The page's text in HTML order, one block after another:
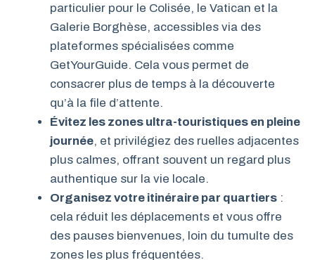
particulier pour le Colisée, le Vatican et la
Galerie Borghèse, accessibles via des
plateformes spécialisées comme
GetYourGuide. Cela vous permet de
consacrer plus de temps à la découverte
qu’à la file d’attente.
Évitez les zones ultra-touristiques en pleine
journée, et privilégiez des ruelles adjacentes
plus calmes, offrant souvent un regard plus
authentique sur la vie locale.
Organisez votre itinéraire par quartiers :
cela réduit les déplacements et vous offre
des pauses bienvenues, loin du tumulte des
zones les plus fréquentées.